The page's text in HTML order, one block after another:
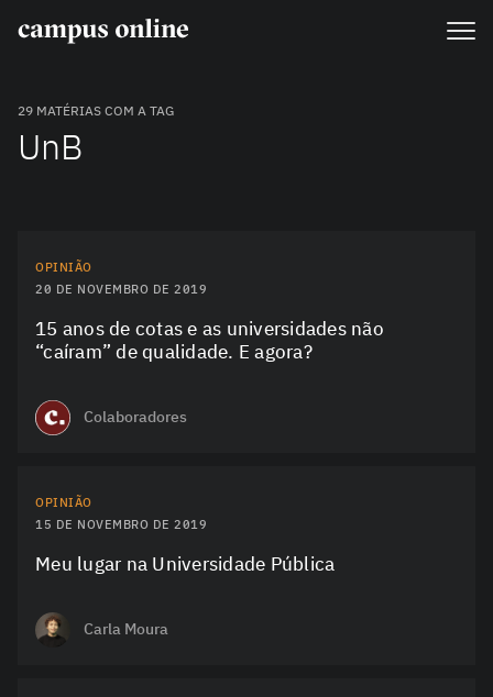
29 MATÉRIAS COM A TAG
UnB
OPINIÃO
20 DE NOVEMBRO DE 2019
15 anos de cotas e as universidades não
“caíram” de qualidade. E agora?
Colaboradores
OPINIÃO
15 DE NOVEMBRO DE 2019
Meu lugar na Universidade Pública
Carla Moura